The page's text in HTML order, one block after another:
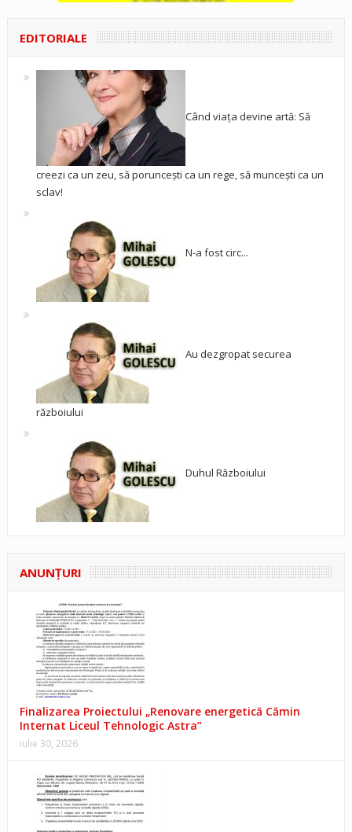
EDITORIALE
Când viața devine artă: Să
creezi ca un zeu, să poruncești ca un rege, să muncești ca un
sclav!
N-a fost circ...
Au dezgropat securea
războiului
Duhul Războiului
ANUNŢURI
Finalizarea Proiectului „Renovare energetică Cămin
Internat Liceul Tehnologic Astra”
iulie 30, 2026